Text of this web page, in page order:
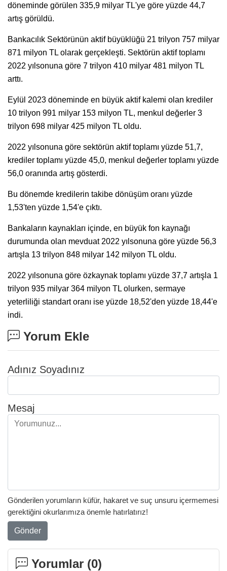
döneminde görülen 335,9 milyar TL'ye göre yüzde 44,7
artış görüldü.
Bankacılık Sektörünün aktif büyüklüğü 21 trilyon 757 milyar
871 milyon TL olarak gerçekleşti. Sektörün aktif toplamı
2022 yılsonuna göre 7 trilyon 410 milyar 481 milyon TL
arttı.
Eylül 2023 döneminde en büyük aktif kalemi olan krediler
10 trilyon 991 milyar 153 milyon TL, menkul değerler 3
trilyon 698 milyar 425 milyon TL oldu.
2022 yılsonuna göre sektörün aktif toplamı yüzde 51,7,
krediler toplamı yüzde 45,0, menkul değerler toplamı yüzde
56,0 oranında artış gösterdi.
Bu dönemde kredilerin takibe dönüşüm oranı yüzde
1,53'ten yüzde 1,54'e çıktı.
Bankaların kaynakları içinde, en büyük fon kaynağı
durumunda olan mevduat 2022 yılsonuna göre yüzde 56,3
artışla 13 trilyon 848 milyar 142 milyon TL oldu.
2022 yılsonuna göre özkaynak toplamı yüzde 37,7 artışla 1
trilyon 935 milyar 364 milyon TL olurken, sermaye
yeterliliği standart oranı ise yüzde 18,52'den yüzde 18,44'e
indi.
Yorum Ekle
Adınız Soyadınız
Mesaj
Gönderilen yorumların küfür, hakaret ve suç unsuru içermemesi
gerektiğini okurlarımıza önemle hatırlatırız!
Gönder
Yorumlar (0)